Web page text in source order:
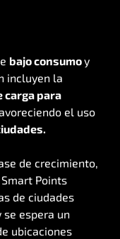
bajo consumoy
incluyen la
carga para
el uso
de crecimiento,
Points
de ciudades
se espera un
ubicaciones